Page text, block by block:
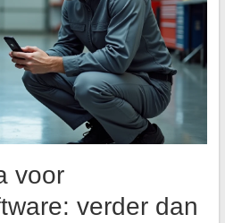
voor
verder dan